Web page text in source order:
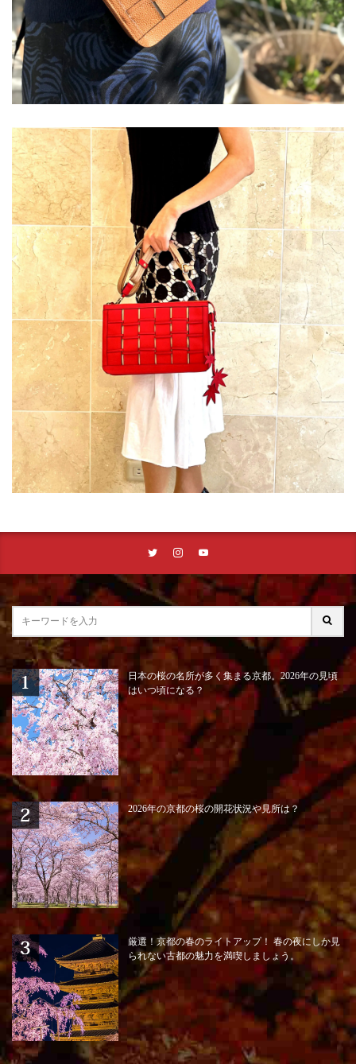
日本の桜の名所が多く集まる京都。2026年の見頃
はいつ頃になる？
2026年の京都の桜の開花状況や見所は？
厳選！京都の春のライトアップ！ 春の夜にしか見
られない古都の魅力を満喫しましょう。